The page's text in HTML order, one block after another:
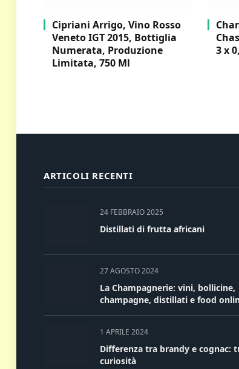
Cipriani Arrigo, Vino Rosso
Veneto IGT 2015, Bottiglia
Numerata, Produzione
Limitata, 750 Ml
3 x
ARTICOLI RECENTI
24 FEBBRAIO 2025
Distillati di frutta africani
27 AGOSTO 2024
La Champagnerie: vini, bollicine,
champagne, distillati e food
1 APRILE 2024
Differenza tra brandy e cognac:
curiosità